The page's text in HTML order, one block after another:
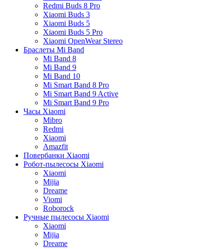
Redmi Buds 8 Pro
Xiaomi Buds 3
Xiaomi Buds 5
Xiaomi Buds 5 Pro
Xiaomi OpenWear Stereo
Браслеты Mi Band
Mi Band 8
Mi Band 9
Mi Band 10
Mi Smart Band 8 Pro
Mi Smart Band 9 Active
Mi Smart Band 9 Pro
Часы Xiaomi
Mibro
Redmi
Xiaomi
Amazfit
Повербанки Xiaomi
Робот-пылесосы Xiaomi
Xiaomi
Mijia
Dreame
Viomi
Roborock
Ручные пылесосы Xiaomi
Xiaomi
Mijia
Dreame